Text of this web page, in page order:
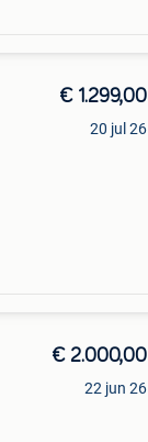
€ 1.299,00
20 jul 26
€ 2.000,00
22 jun 26